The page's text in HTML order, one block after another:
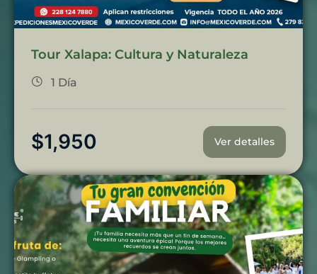
Tour Xalapa: Cultura y Naturaleza
1 Día
$1,950 Ver detalles